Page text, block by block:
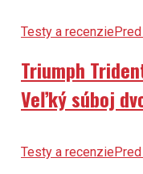
Testy a recenzie
Triumph
Veľký súboj
Testy a recenzie